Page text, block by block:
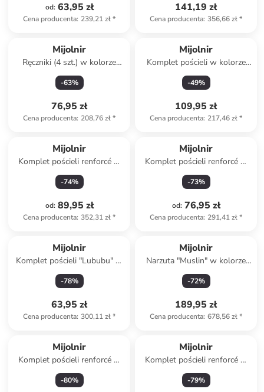
od: 63,95 zł
Cena producenta: 239,21 zł*
141,19 zł
Cena producenta: 356,66 zł*
Mijolnir
Ręczniki (4 szt.) w kolorze
jasnobrązowym do rąk
-63%
76,95 zł
Cena producenta: 208,76 zł*
Mijolnir
Komplet pościeli w kolorze
białym
-49%
109,95 zł
Cena producenta: 217,46 zł*
Mijolnir
Komplet pościeli renforcé w
kolorze różowym
-74%
od: 89,95 zł
Cena producenta: 352,31 zł*
Mijolnir
Komplet pościeli renforcé w
kolorze beżowym
-73%
od: 76,95 zł
Cena producenta: 291,41 zł*
Mijolnir
Komplet pościeli "Lububu" w
kolorze jasnoszarym
-78%
63,95 zł
Cena producenta: 300,11 zł*
Mijolnir
Narzuta "Muslin" w kolorze
antracytowym
-72%
189,95 zł
Cena producenta: 678,56 zł*
Mijolnir
Komplet pościeli renforcé w
kolorze brązowo-białym
-80%
Mijolnir
Komplet pościeli renforcé w
kolorze żółtym
-79%